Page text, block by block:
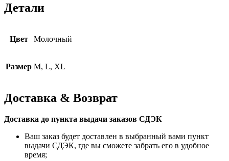
Детали
Цвет Молочный
Размер M, L, XL
Доставка & Возврат
Доставка до пункта выдачи заказов СДЭК
Ваш заказ будет доставлен в выбранный вами пункт
выдачи СДЭК, где вы сможете забрать его в удобное
время;